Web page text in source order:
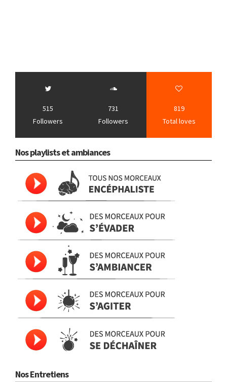
515
Followers
731
Followers
819
Total loves
Nos playlists et ambiances
Nos Entretiens